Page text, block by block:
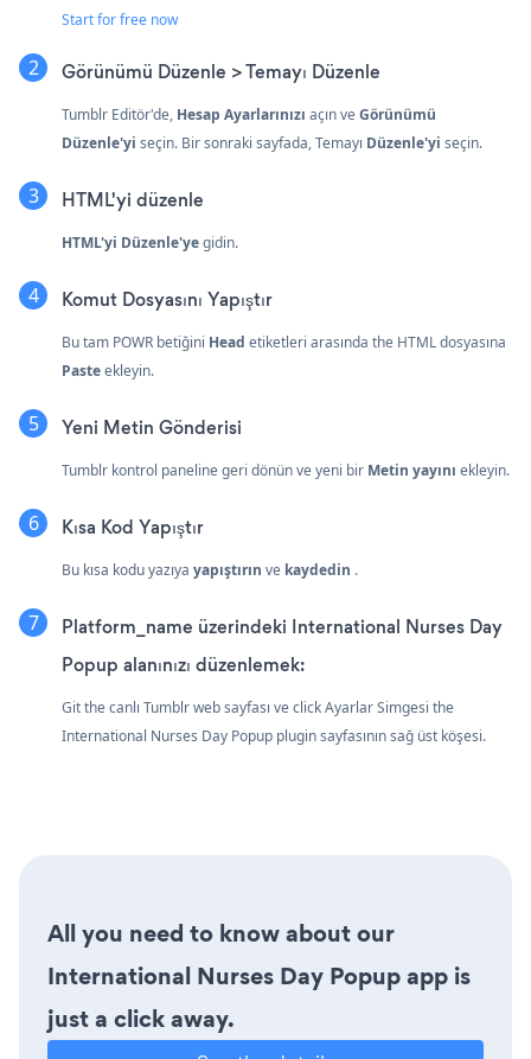
Start for free now
Görünümü Düzenle > Temayı Düzenle
Tumblr Editör'de, Hesap Ayarlarınızı açın veGörünümü
Düzenle'yi seçin. Bir sonraki sayfada, Temayı Düzenle'yi seçin.
HTML'yi düzenle
HTML'yi Düzenle'yegidin.
Komut Dosyasını Yapıştır
Bu tam POWR betiğini Head etiketleri arasında the HTML dosyasına
Pasteekleyin.
Yeni Metin Gönderisi
Tumblr kontrol paneline geri dönün ve yeni bir Metin yayını ekleyin.
Kısa Kod Yapıştır
Bu kısa kodu yazıya yapıştırın ve kaydedin .
Platform_name üzerindeki International Nurses Day
Popup alanınızı düzenlemek:
Git the canlı Tumblr web sayfası ve click Ayarlar Simgesi the
International Nurses Day Popup plugin sayfasının sağ üst köşesi.
All you need to know about our
International Nurses Day Popup app is
just a click away.